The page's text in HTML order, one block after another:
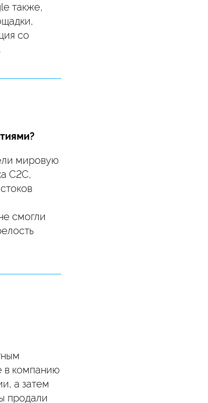
также,
со
мировую
C2C,
смогли
в компанию
а затем
продали